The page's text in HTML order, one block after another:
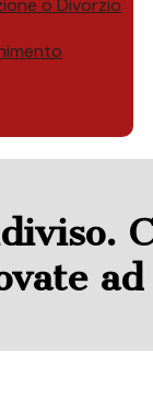
o Divorzio